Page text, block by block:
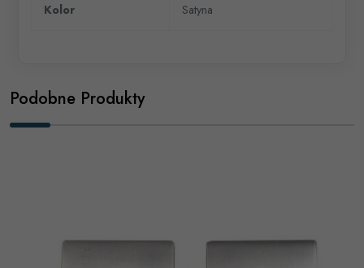
Kolor Satyna
Podobne Produkty